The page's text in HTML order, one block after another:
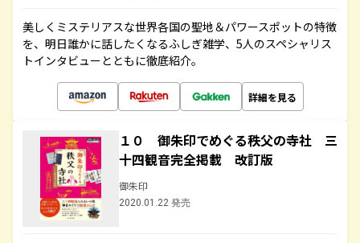
美しくミステリアスな世界各国の聖地＆パワースポットの特徴
を、明日誰かに話したくなるふしぎ雑学、5人のスペシャリス
トインタビューとともに徹底紹介。
詳細を見る
１０ 御朱印でめぐる秩父の寺社 三
十四観音完全掲載 改訂版
御朱印
2020.01.22 発売